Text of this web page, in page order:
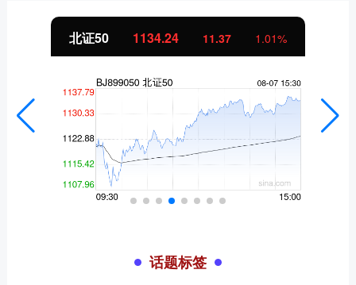
北证50 1134.24 11.37 1.01%
话题标签